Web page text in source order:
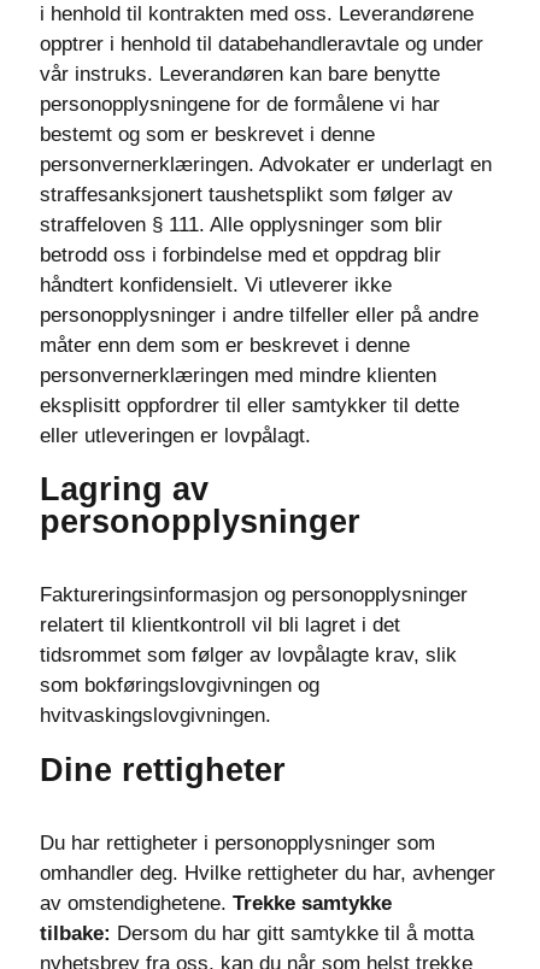
i henhold til kontrakten med oss. Leverandørene
opptrer i henhold til databehandleravtale og under
vår instruks. Leverandøren kan bare benytte
personopplysningene for de formålene vi har
bestemt og som er beskrevet i denne
personvernerklæringen. Advokater er underlagt en
straffesanksjonert taushetsplikt som følger av
straffeloven § 111. Alle opplysninger som blir
betrodd oss i forbindelse med et oppdrag blir
håndtert konfidensielt. Vi utleverer ikke
personopplysninger i andre tilfeller eller på andre
måter enn dem som er beskrevet i denne
personvernerklæringen med mindre klienten
eksplisitt oppfordrer til eller samtykker til dette
eller utleveringen er lovpålagt.
Lagring av
personopplysninger
Faktureringsinformasjon og personopplysninger
relatert til klientkontroll vil bli lagret i det
tidsrommet som følger av lovpålagte krav, slik
som bokføringslovgivningen og
hvitvaskingslovgivningen.
Dine rettigheter
Du har rettigheter i personopplysninger som
omhandler deg. Hvilke rettigheter du har, avhenger
av omstendighetene. Trekke samtykke
tilbake: Dersom du har gitt samtykke til å motta
nyhetsbrev fra oss, kan du når som helst trekke